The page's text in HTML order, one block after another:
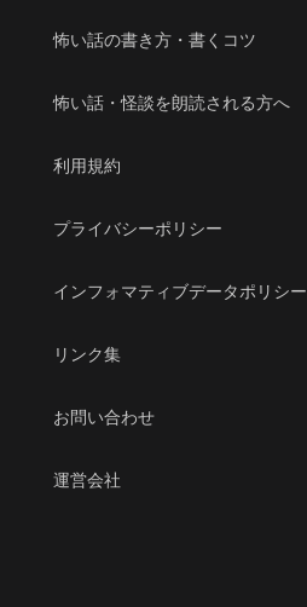
怖い話の書き方・書くコツ
怖い話・怪談を朗読される方へ
利用規約
プライバシーポリシー
インフォマティブデータポリシー
リンク集
お問い合わせ
運営会社